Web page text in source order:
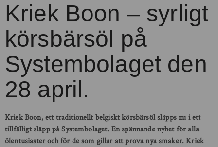
Kriek Boon – syrligt
körsbärsöl på
Systembolaget den
28 april.
Kriek Boon, ett traditionellt belgiskt körsbärsöl släpps nu i ett
tillfälligt släpp på Systembolaget. En spännande nyhet för alla
ölentusiaster och för de som gillar att prova nya smaker. Kriek